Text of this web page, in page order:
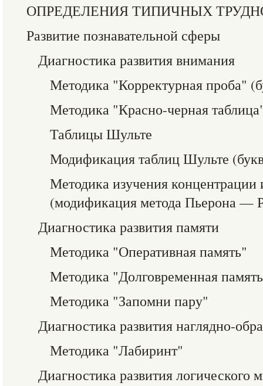
ОПРЕДЕЛЕНИЯ ТИПИЧНЫХ
Развитие познавательной сферы
Диагностика развития внимания
Методика "Корректурная проба"
Методика "Красно-черная
Таблицы Шульте
Модификация таблиц Шульте
Методика изучения
(модификация метода Пьерона —
Диагностика развития памяти
Методика "Оперативная память"
Методика "Долговременная
Методика "Запомни пару"
Диагностика развития наглядно-
Методика "Лабиринт"
Диагностика развития логического